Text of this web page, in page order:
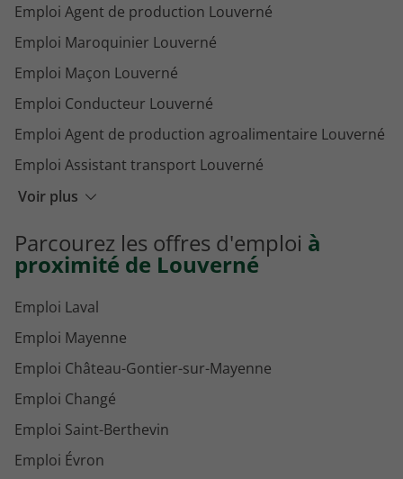
Voir plus
Emploi Agent de production Louverné
Emploi Maroquinier Louverné
Emploi Maçon Louverné
Emploi Conducteur Louverné
Emploi Agent de production agroalimentaire Louverné
Emploi Assistant transport Louverné
Emploi Technicien logistique Louverné
Emploi Technicien de maintenance Louverné
Parcourez les offres d'emploi à
proximité de Louverné
Emploi Laval
Emploi Mayenne
Emploi Château-Gontier-sur-Mayenne
Emploi Changé
Emploi Saint-Berthevin
Emploi Évron